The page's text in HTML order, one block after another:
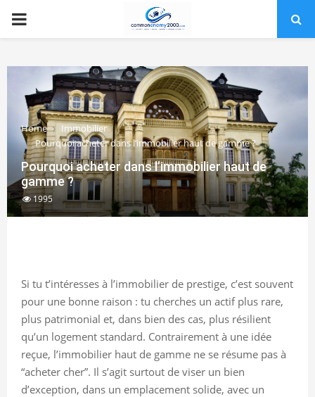
PRIMARY
Home
Immobilier
Pourquoi acheter dans l’immobilier haut de gamme ?
Pourquoi acheter dans l’immobilier haut de
gamme ?
1995
Si tu t’intéresses à l’immobilier de prestige, c’est souvent
pour une bonne raison : tu cherches un actif plus rare,
plus patrimonial et, dans bien des cas, plus résilient
qu’un logement standard. Contrairement à une idée
reçue, l’immobilier haut de gamme ne se résume pas à
“acheter cher”. Il s’agit surtout de viser un bien
d’exception, dans un emplacement solide, avec un